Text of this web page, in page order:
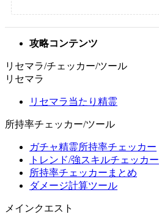
攻略コンテンツ
リセマラ/チェッカー/ツール
リセマラ
リセマラ当たり精霊
所持率チェッカー/ツール
ガチャ精霊所持率チェッカー
トレンド/強スキルチェッカー
所持率チェッカーまとめ
ダメージ計算ツール
メインクエスト